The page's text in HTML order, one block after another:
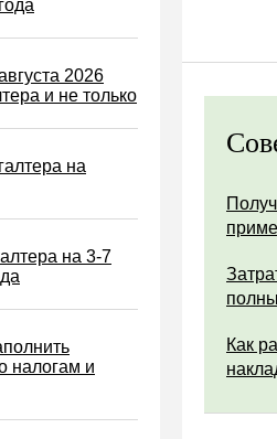
налог
бизнес
налогов
2026
и не только
на
на 3-7
налогам и
Как